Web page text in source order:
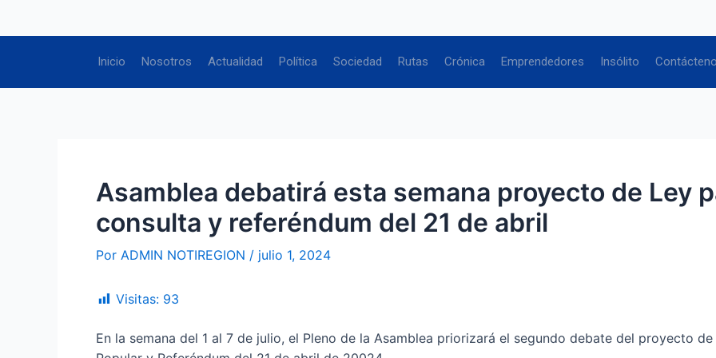
Inicio Nosotros Actualidad Política Sociedad Rutas Crónica Emprendedores Insólito
Asamblea debatirá esta semana proyecto de Ley
consulta y referéndum del 21 de abril
Por ADMIN NOTIREGION / julio 1, 2024
Visitas: 93
En la semana del 1 al 7 de julio, el Pleno de la Asamblea priorizará el segundo debate del proyecto